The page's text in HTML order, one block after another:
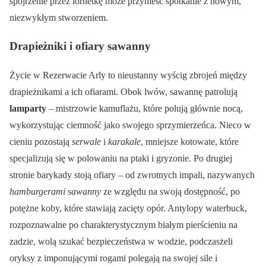
niezwykłym stworzeniem.
Drapieżniki i ofiary sawanny
Życie w Rezerwacie Arly to nieustanny wyścig zbrojeń między
drapieżnikami a ich ofiarami. Obok lwów, sawannę patrolują
lamparty – mistrzowie kamuflażu, które polują głównie nocą,
wykorzystując ciemność jako swojego sprzymierzeńca. Nieco w
cieniu pozostają serwale i karakale, mniejsze kotowate, które
specjalizują się w polowaniu na ptaki i gryzonie. Po drugiej
stronie barykady stoją ofiary – od zwrotnych impali, nazywanych
hamburgerami sawanny ze względu na swoją dostępność, po
potężne koby, które stawiają zacięty opór. Antylopy waterbuck,
rozpoznawalne po charakterystycznym białym pierścieniu na
zadzie, wolą szukać bezpieczeństwa w wodzie, podczasżeli
oryksy z imponującymi rogami polegają na swojej sile i